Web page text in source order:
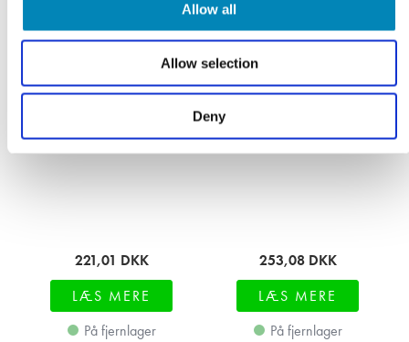
Allow all
Allow selection
Deny
221,01 DKK
LÆS MERE
På fjernlager
253,08 DKK
LÆS MERE
På fjernlager